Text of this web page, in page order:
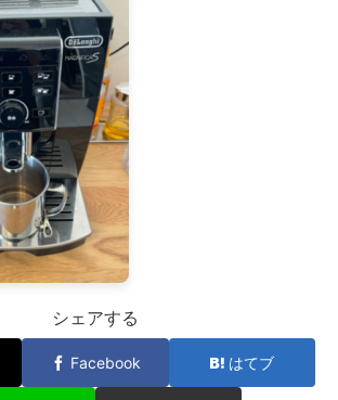
シェアする
Facebook はてブ